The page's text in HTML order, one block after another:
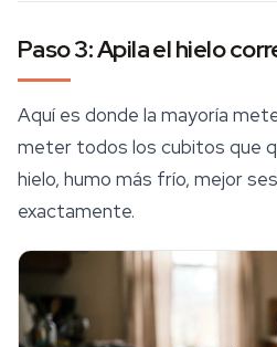
Paso 3: Apila el hielo
Aquí es donde la mayoría
meter todos los cubitos que
hielo, humo más frío, mejor
exactamente.